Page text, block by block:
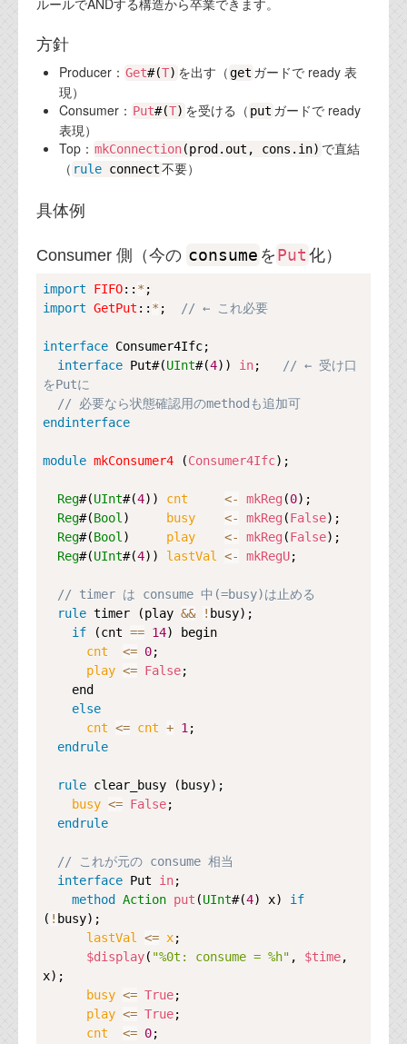
FAQ
お問い合わせフォーム
ルールでANDする構造から卒業できます。
方針
Producer： Get#(T) を出す（get ガードで ready 表
現）
Consumer： Put#(T) を受ける（ put ガードで ready
表現）
Top： mkConnection(prod.out, cons.in) で直結
（ rule connect不要）
具体例
Consumer 側（今の consume を Put 化）
import FIFO:: *
import GetPut :: * ; // ← これ必要
interface Consumer4Ifc;
interface Put#(UInt#(4)) in;
// ← 受け口
をPutに
// 必要なら状態確認用のmethodも追加可
endinterface
module mkConsumer4 (Consumer4Ifc);
Reg#(UInt#(4)) cnt <- mkReg (0);
Reg#(Bool ) busy <- mkReg (False);
Reg#(Bool ) play <- mkReg (False);
Reg#(UInt#(4)) lastVal <- mkRegU;
// timer は consume 中(=busy)は止める
rule timer (play && ! busy);
if (cnt == 14) begin
cnt <= 0;
play <= False;
else
cnt <= cnt + 1 ;
endrule
rule clear_busy (busy);
busy <= False;
endrule
// これが元の consume 相当
interface Put in;
method
Action put (UInt#(4) x) if
( ! busy);
lastVal <= x;
$display( "%0t: consume = %h" , $time,
x);
busy <= True;
play <= True;
cnt <= 0;